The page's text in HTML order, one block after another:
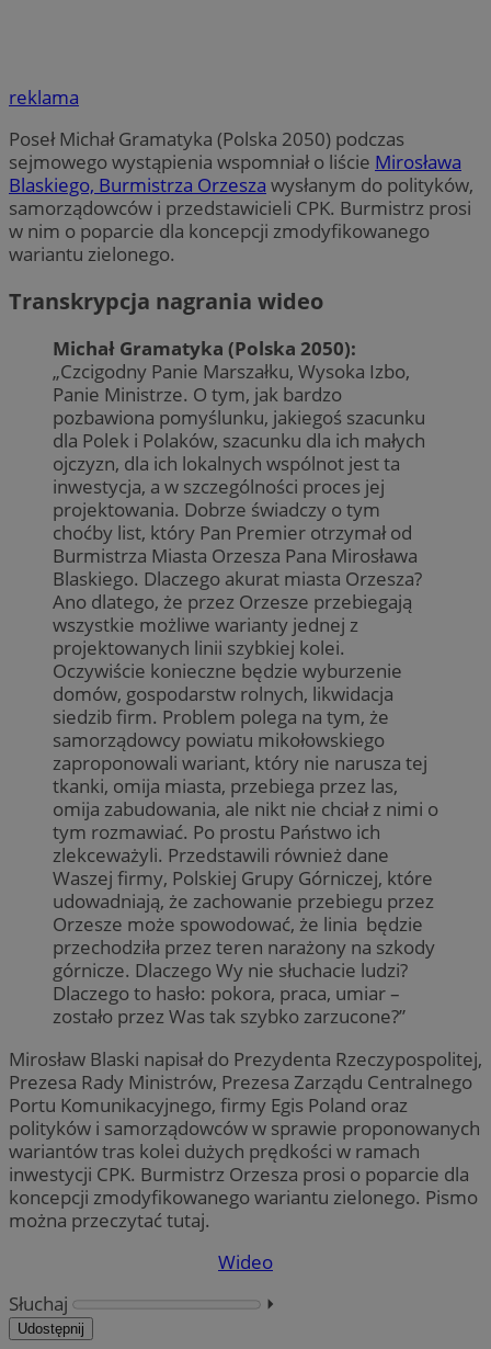
reklama
Poseł Michał Gramatyka (Polska 2050) podczas
sejmowego wystąpienia wspomniał o liście Mirosława
Blaskiego, Burmistrza Orzesza wysłanym do polityków,
samorządowców i przedstawicieli CPK. Burmistrz prosi
w nim o poparcie dla koncepcji zmodyfikowanego
wariantu zielonego.
Transkrypcja nagrania wideo
Michał Gramatyka (Polska 2050):
„Czcigodny Panie Marszałku, Wysoka Izbo,
Panie Ministrze. O tym, jak bardzo
pozbawiona pomyślunku, jakiegoś szacunku
dla Polek i Polaków, szacunku dla ich małych
ojczyzn, dla ich lokalnych wspólnot jest ta
inwestycja, a w szczególności proces jej
projektowania. Dobrze świadczy o tym
choćby list, który Pan Premier otrzymał od
Burmistrza Miasta Orzesza Pana Mirosława
Blaskiego. Dlaczego akurat miasta Orzesza?
Ano dlatego, że przez Orzesze przebiegają
wszystkie możliwe warianty jednej z
projektowanych linii szybkiej kolei.
Oczywiście konieczne będzie wyburzenie
domów, gospodarstw rolnych, likwidacja
siedzib firm. Problem polega na tym, że
samorządowcy powiatu mikołowskiego
zaproponowali wariant, który nie narusza tej
tkanki, omija miasta, przebiega przez las,
omija zabudowania, ale nikt nie chciał z nimi o
tym rozmawiać. Po prostu Państwo ich
zlekceważyli. Przedstawili również dane
Waszej firmy, Polskiej Grupy Górniczej, które
udowadniają, że zachowanie przebiegu przez
Orzesze może spowodować, że linia będzie
przechodziła przez teren narażony na szkody
górnicze. Dlaczego Wy nie słuchacie ludzi?
Dlaczego to hasło: pokora, praca, umiar –
zostało przez Was tak szybko zarzucone?”
Mirosław Blaski napisał do Prezydenta Rzeczypospolitej,
Prezesa Rady Ministrów, Prezesa Zarządu Centralnego
Portu Komunikacyjnego, firmy Egis Poland oraz
polityków i samorządowców w sprawie proponowanych
wariantów tras kolei dużych prędkości w ramach
inwestycji CPK. Burmistrz Orzesza prosi o poparcie dla
koncepcji zmodyfikowanego wariantu zielonego. Pismo
można przeczytać tutaj.
Wideo
Słuchaj
⏵︎
Udostępnij